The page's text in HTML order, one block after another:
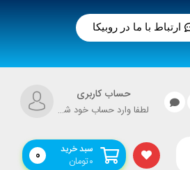
ارتباط با ما در روبیکا
حساب کاربری
لطفا وارد حساب خود شوید!
سبد خرید
تومان۰ 0